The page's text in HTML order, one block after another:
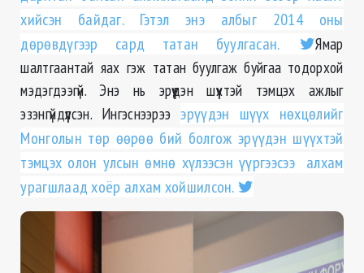
хийсэн байдаг. Гэтэл энэ албыг 2014 оны
дөрөвдүгээр сард татан буулгасан.
Ямар
шалтгаантай яах гэж татан буулгаж буйгаа тодорхой
мэдэгдээгүй. Энэ нь эрүүдэн шүүхтэй тэмцэх ажлыг
эзэнгүйдүүлсэн. Ингэснээрэээрүүдэн шүүх нөхцөлийг
Монголын төр өөрөө бий болгож эрүүдэн шүүхтэй
тэмцэх олон улсын өмнө хүлээсэн үүргээсээ алхам
урагшлаад хоёр алхам хойшилсон.